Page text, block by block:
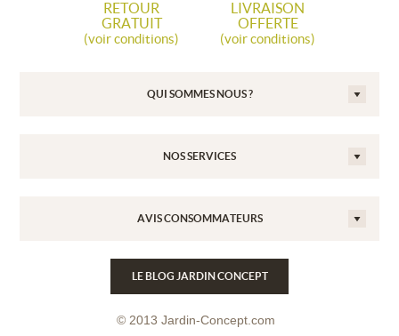
RETOUR
GRATUIT
(voir conditions)
LIVRAISON
OFFERTE
(voir conditions)
QUI SOMMES NOUS ?
NOS SERVICES
AVIS CONSOMMATEURS
LE BLOG JARDIN CONCEPT
© 2013 Jardin-Concept.com